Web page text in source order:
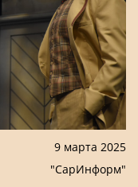
9 марта 2025
"СарИнформ"